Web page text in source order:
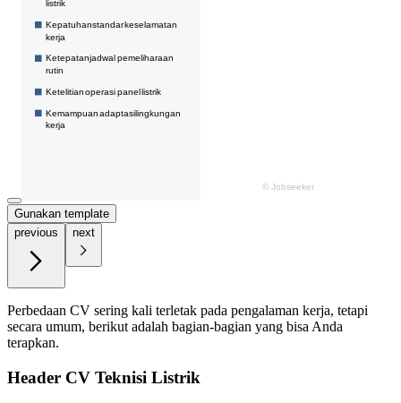
Gunakan template
previous
next
Perbedaan CV sering kali terletak pada pengalaman kerja, tetapi
secara umum, berikut adalah bagian-bagian yang bisa Anda
terapkan.
Header CV Teknisi Listrik